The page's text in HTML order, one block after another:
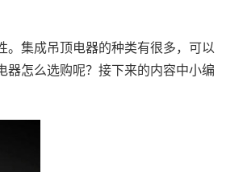
。集成吊顶电器的种类有很多，可以
器怎么选购呢？接下来的内容中小编